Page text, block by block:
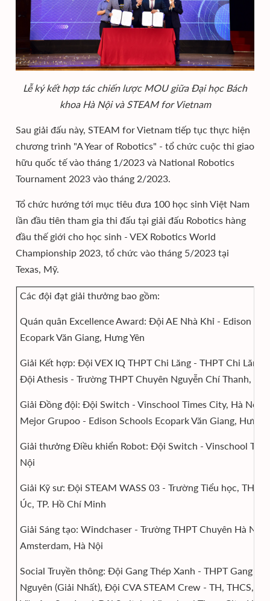
Lễ ký kết hợp tác chiến lược MOU giữa Đại học Bách
khoa Hà Nội và STEAM for Vietnam
Sau giải đấu này, STEAM for Vietnam tiếp tục thực hiện
chương trình "A Year of Robotics" - tổ chức cuộc thi giao
hữu quốc tế vào tháng 1/2023 và National Robotics
Tournament 2023 vào tháng 2/2023.
Tổ chức hướng tới mục tiêu đưa 100 học sinh Việt Nam
lần đầu tiên tham gia thi đấu tại giải đấu Robotics hàng
đầu thế giới cho học sinh - VEX Robotics World
Championship 2023, tổ chức vào tháng 5/2023 tại
Texas, Mỹ.
Các đội đạt giải thưởng bao gồm:
Quán quân Excellence Award: Đội AE Nhà Khỉ - Edison
Ecopark Văn Giang, Hưng Yên
Giải Kết hợp: Đội VEX IQ THPT Chi Lăng - THPT Chi Lăng,
Đội Athesis - Trường THPT Chuyên Nguyễn Chí Thanh,
Giải Đồng đội: Đội Switch - Vinschool Times City, Hà Nội
Mejor Grupoo - Edison Schools Ecopark Văn Giang, Hưng
Giải thưởng Điều khiển Robot: Đội Switch - Vinschool
Nội
Giải Kỹ sư: Đội STEAM WASS 03 - Trường Tiểu học, THCS,
Úc, TP. Hồ Chí Minh
Giải Sáng tạo: Windchaser - Trường THPT Chuyên Hà Nội -
Amsterdam, Hà Nội
Social Truyền thông: Đội Gang Thép Xanh - THPT Gang
Nguyên (Giải Nhất), Đội CVA STEAM Crew - TH, THCS,